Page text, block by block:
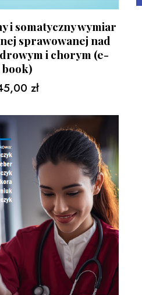
i somatyczny wymiar
sprawowanej nad
i chorym (e-
book)
zł